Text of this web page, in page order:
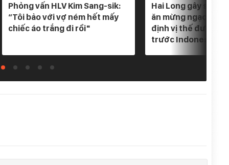
Phỏng vấn HLV Kim Sang-sik:
“Tôi bảo với vợ ném hết mấy
chiếc áo trắng đi rồi"
Hai Long gây sốt khi
ăn mừng ngạo
định vị thế đương
trước Indonesia